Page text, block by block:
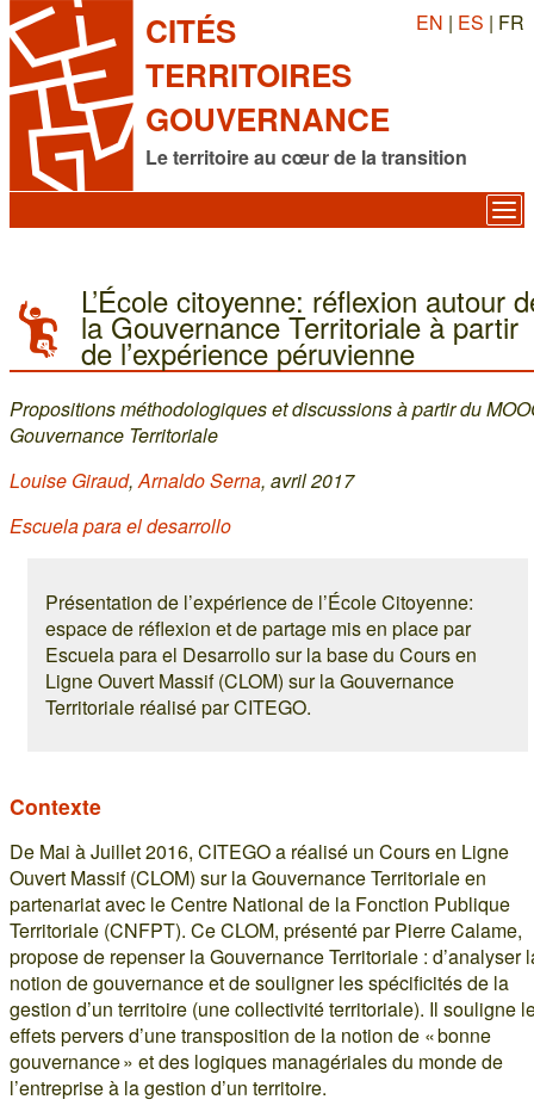
CITÉS
TERRITOIRES
GOUVERNANCE
Le territoire au cœur de la transition
EN | ES | FR
L’École citoyenne: réflexion autour
la Gouvernance Territoriale à partir
de l’expérience péruvienne
Propositions méthodologiques et discussions à partir du
Gouvernance Territoriale
Louise Giraud,Arnaldo Serna, avril 2017
Escuela para el desarrollo
Présentation de l’expérience de l’École Citoyenne:
espace de réflexion et de partage mis en place par
Escuela para el Desarrollo sur la base du Cours en
Ligne Ouvert Massif (CLOM) sur la Gouvernance
Territoriale réalisé par CITEGO.
Contexte
De Mai à Juillet 2016, CITEGO a réalisé un Cours en Ligne
Ouvert Massif (CLOM) sur la Gouvernance Territoriale en
partenariat avec le Centre National de la Fonction Publique
Territoriale (CNFPT). Ce CLOM, présenté par Pierre Calame,
propose de repenser la Gouvernance Territoriale : d’analyser
notion de gouvernance et de souligner les spécificités de la
gestion d’un territoire (une collectivité territoriale). Il souligne
effets pervers d’une transposition de la notion de « bonne
gouvernance » et des logiques managériales du monde de
l’entreprise à la gestion d’un territoire.